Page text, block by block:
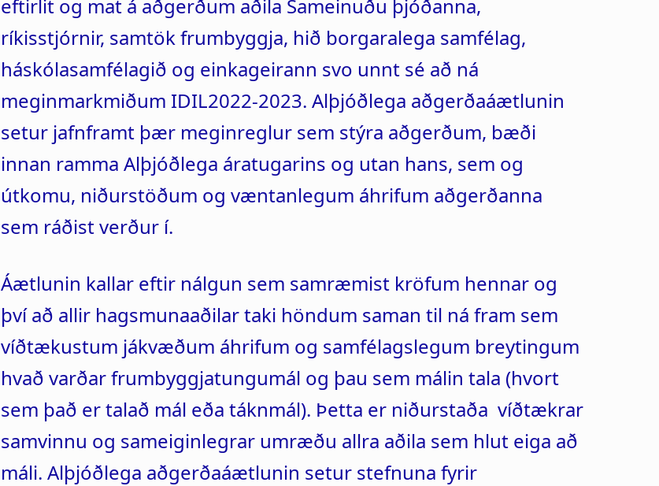
eftirlit og mat á aðgerðum aðila Sameinuðu þjóðanna,
ríkisstjórnir, samtök frumbyggja, hið borgaralega samfélag,
háskólasamfélagið og einkageirann svo unnt sé að ná
meginmarkmiðum IDIL2022-2023. Alþjóðlega aðgerðaáætlunin
setur jafnframt þær meginreglur sem stýra aðgerðum, bæði
innan ramma Alþjóðlega áratugarins og utan hans, sem og
útkomu, niðurstöðum og væntanlegum áhrifum aðgerðanna
sem ráðist verður í.
Áætlunin kallar eftir nálgun sem samræmist kröfum hennar og
því að allir hagsmunaaðilar taki höndum saman til ná fram sem
víðtækustum jákvæðum áhrifum og samfélagslegum breytingum
hvað varðar frumbyggjatungumál og þau sem málin tala (hvort
sem það er talað mál eða táknmál). Þetta er niðurstaða víðtækrar
samvinnu og sameiginlegrar umræðu allra aðila sem hlut eiga að
máli. Alþjóðlega aðgerðaáætlunin setur stefnuna fyrir